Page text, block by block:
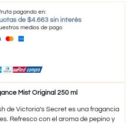
pagando en:
de $4.663 sin interés
medios de pago
Mist Original 250 ml
de Victoria’s Secret es una fragancia
Refresco con el aroma de pepino y